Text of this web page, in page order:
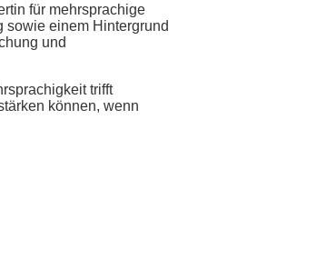
für mehrsprachige
sowie einem Hintergrund
und
trifft
können, wenn